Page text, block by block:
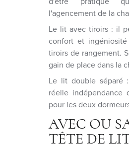
l'agencement de la
Le lit avec tiroirs : il
confort et
tiroirs de rangement.
gain de place dans la
Le lit double séparé
réelle indépendance
pour les deux
AVEC OU
TÊTE DE